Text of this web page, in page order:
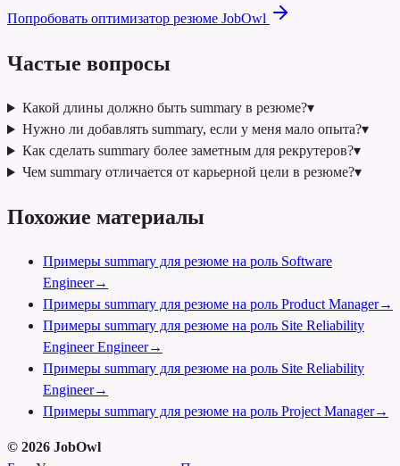
Попробовать оптимизатор резюме JobOwl
Частые вопросы
Какой длины должно быть summary в резюме?▾
Нужно ли добавлять summary, если у меня мало опыта?▾
Как сделать summary более заметным для рекрутеров?▾
Чем summary отличается от карьерной цели в резюме?▾
Похожие материалы
Примеры summary для резюме на роль Software
Engineer→
Примеры summary для резюме на роль Product Manager→
Примеры summary для резюме на роль Site Reliability
Engineer Engineer→
Примеры summary для резюме на роль Site Reliability
Engineer→
Примеры summary для резюме на роль Project Manager→
© 2026 JobOwl